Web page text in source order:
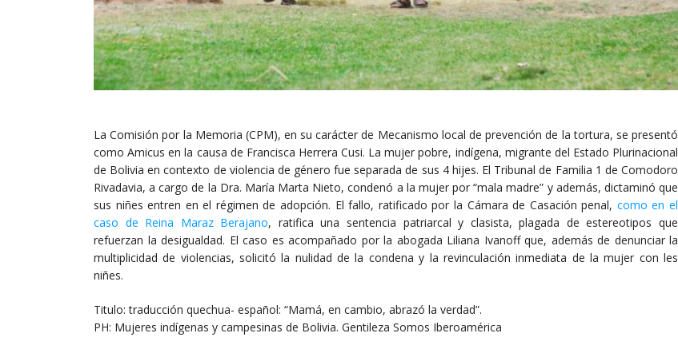
La Comisión por la Memoria (CPM), en su carácter de Mecanismo local de prevención de la tortura, se presentó
como Amicus en la causa de Francisca Herrera Cusi. La mujer pobre, indígena, migrante del Estado Plurinacional
de Bolivia en contexto de violencia de género fue separada de sus 4 hijes. El Tribunal de Familia 1 de Comodoro
Rivadavia, a cargo de la Dra. María Marta Nieto, condenó a la mujer por “mala madre” y además, dictaminó que
sus niñes entren en el régimen de adopción. El fallo, ratificado por la Cámara de Casación penal, como en el
caso de Reina Maraz Berajano, ratifica una sentencia patriarcal y clasista, plagada de estereotipos que
refuerzan la desigualdad. El caso es acompañado por la abogada Liliana Ivanoff que, además de denunciar la
multiplicidad de violencias, solicitó la nulidad de la condena y la revinculación inmediata de la mujer con les
niñes.
Titulo: traducción quechua- español: “Mamá, en cambio, abrazó la verdad”.
PH: Mujeres indígenas y campesinas de Bolivia. Gentileza Somos Iberoamérica